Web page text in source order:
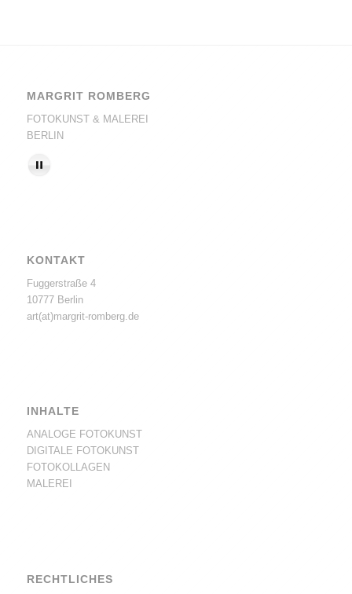
MARGRIT ROMBERG
FOTOKUNST & MALEREI
BERLIN
KONTAKT
Fuggerstraße 4
10777 Berlin
art(at)margrit-romberg.de
INHALTE
ANALOGE FOTOKUNST
DIGITALE FOTOKUNST
FOTOKOLLAGEN
MALEREI
RECHTLICHES